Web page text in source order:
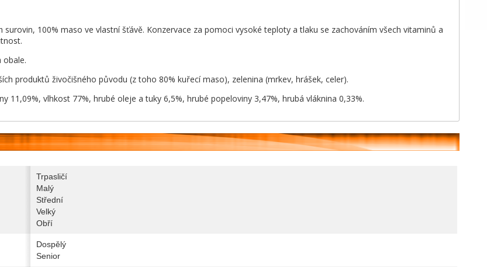
surovin, 100% maso ve vlastní šťávě. Konzervace za pomoci vysoké teploty a tlaku se zachováním všech vitaminů a
obale.
produktů živočišného původu (z toho 80% kuřecí maso), zelenina (mrkev, hrášek, celer).
11,09%, vlhkost 77%, hrubé oleje a tuky 6,5%, hrubé popeloviny 3,47%, hrubá vláknina 0,33%.
Trpasličí
Malý
Střední
Velký
Obří
Dospělý
Senior